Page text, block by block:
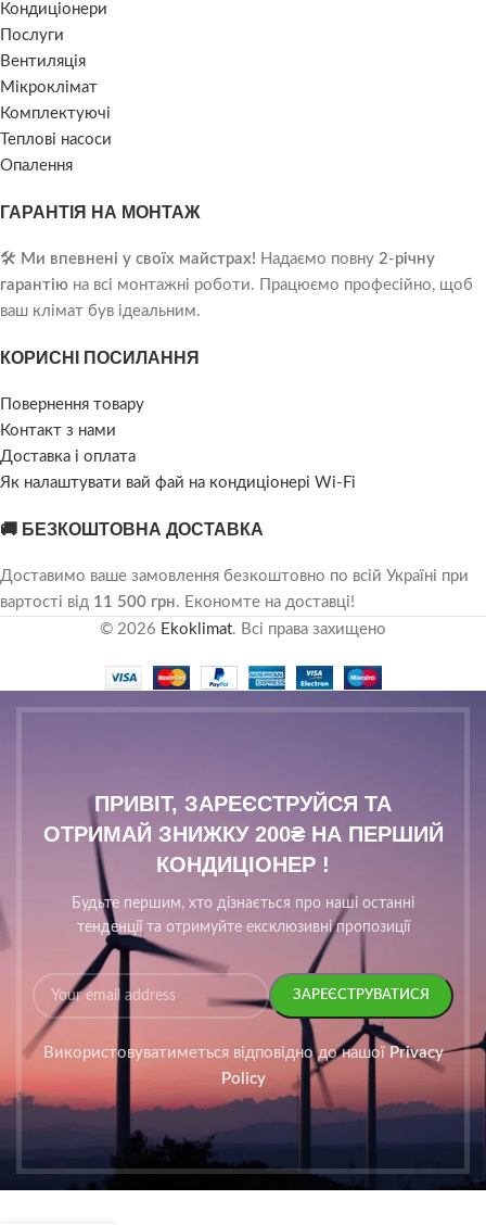
Кондиціонери
Послуги
Вентиляція
Мікроклімат
Комплектуючі
Теплові насоси
Опалення
ГАРАНТІЯ НА МОНТАЖ
🛠️ Ми впевнені у своїх майстрах! Надаємо повну 2-річну
гарантію на всі монтажні роботи. Працюємо професійно, щоб
ваш клімат був ідеальним.
КОРИСНІ ПОСИЛАННЯ
Повернення товару
Контакт з нами
Доставка і оплата
Як налаштувати вай фай на кондиціонері Wi-Fi
🚚 БЕЗКОШТОВНА ДОСТАВКА
Доставимо ваше замовлення безкоштовно по всій Україні при
вартості від 11 500 грн. Економте на доставці!
© 2026 Ekoklimat. Всі права захищено
ПРИВІТ, ЗАРЕЄСТРУЙСЯ ТА
ОТРИМАЙ ЗНИЖКУ 200₴ НА ПЕРШИЙ
КОНДИЦІОНЕР !
Будьте першим, хто дізнається про наші останні
тенденції та отримуйте ексклюзивні пропозиції
Використовуватиметься відповідно до нашої Privacy
Policy